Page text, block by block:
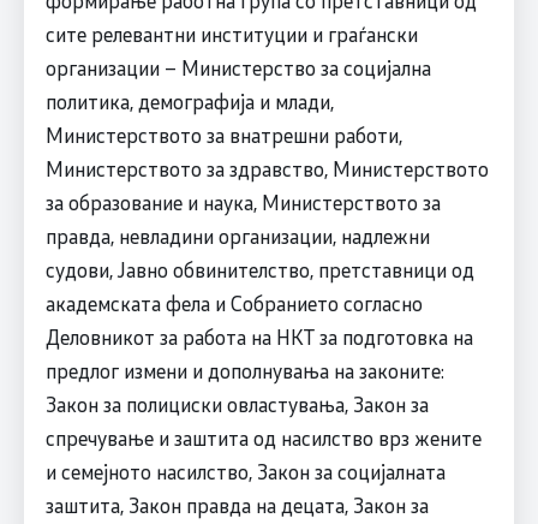
сите релевантни институции и граѓански
организации – Министерство за социјална
политика, демографија и млади,
Министерството за внатрешни работи,
Министерството за здравство, Министерството
за образование и наука, Министерството за
правда, невладини организации, надлежни
судови, Јавно обвинителство, претставници од
академската фела и Собранието согласно
Деловникот за работа на НКТ за подготовка на
предлог измени и дополнувања на законите:
Закон за полициски овластувања, Закон за
спречување и заштита од насилство врз жените
и семејното насилство, Закон за социјалната
заштита, Закон правда на децата, Закон за